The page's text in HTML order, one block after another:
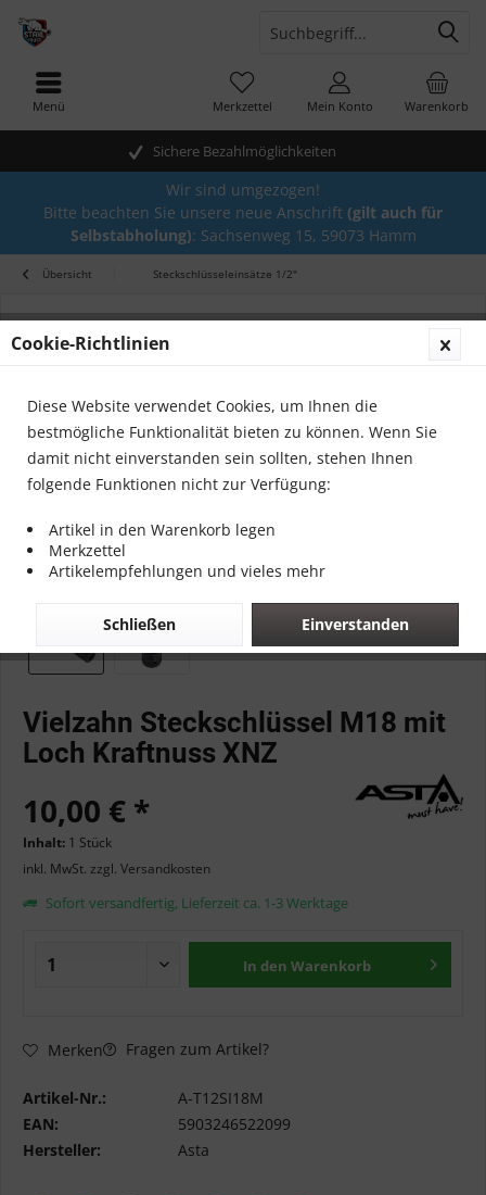
Sichere Bezahlmöglichkeiten
Warenkorb
Merkzettel Mein Konto
Menü
Wir sind umgezogen!
Bitte beachten Sie unsere neue Anschrift (gilt auch für
Selbstabholung): Sachsenweg 15, 59073 Hamm
Übersicht Steckschlüsseleinsätze 1/2"
Vielzahn Steckschlüssel M18 mit
Loch Kraftnuss XNZ
10,00 € *
Inhalt: 1 Stück
inkl. MwSt. zzgl. Versandkosten
Sofort versandfertig, Lieferzeit ca. 1-3 Werktage
In den Warenkorb
Merken Fragen zum Artikel?
Artikel-Nr.:
A-T12SI18M
EAN:
5903246522099
Hersteller:
Asta
Cookie-Richtlinien
Diese Website verwendet Cookies, um Ihnen die
bestmögliche Funktionalität bieten zu können. Wenn Sie
damit nicht einverstanden sein sollten, stehen Ihnen
folgende Funktionen nicht zur Verfügung:
Artikel in den Warenkorb legen
Merkzettel
Artikelempfehlungen und vieles mehr
Einverstanden
Schließen